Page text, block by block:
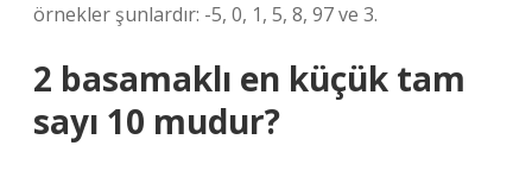
örnekler şunlardır: -5, 0, 1, 5, 8, 97 ve 3.
2 basamaklı en küçük tam
sayı 10 mudur?